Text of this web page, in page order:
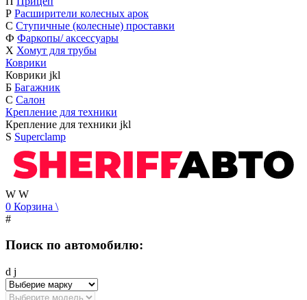
Р Расширители колесных арок
С Ступичные (колесные) проставки
Ф Фаркопы/ аксессуары
Х Хомут для трубы
Коврики
Коврики jkl
Б Багажник
С Салон
Крепление для техники
Крепление для техники jkl
S Superclamp
W W
0 Корзина \
#
Поиск по автомобилю:
d j